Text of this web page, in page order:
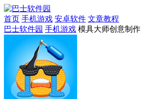
首页 手机游戏 安卓软件 文章教程
巴士软件园 手机游戏 模具大师创意制作